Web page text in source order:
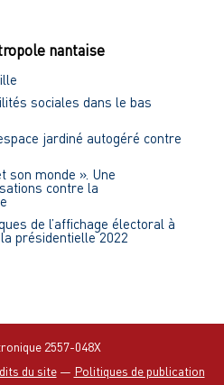
nantaise
sociales dans le bas
jardiné autogéré contre
son monde ». Une
contre la
de l’affichage électoral à
présidentielle 2022
2557-048X
du site— Politiques de publication